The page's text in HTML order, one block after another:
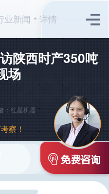
业新闻 详情
陕西时产350吨
场
：红星机器
察！